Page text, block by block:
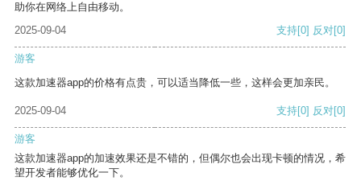
助你在网络上自由移动。
2025-09-04
支持[0] 反对[0]
游客
这款加速器app的价格有点贵，可以适当降低一些，这样会更加亲民。
2025-09-04 支持[0] 反对[0]
游客
这款加速器app的加速效果还是不错的，但偶尔也会出现卡顿的情况，希
望开发者能够优化一下。